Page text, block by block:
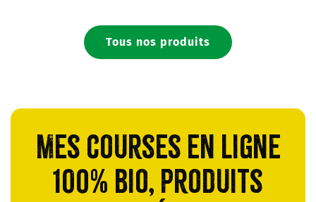
Tous nos produits
Mes courses en ligne
100% bio, produits